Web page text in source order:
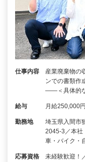
仕事内容
産業廃棄物の
ンでの書類作
――＜具体的
給与 月給250,000
勤務地
埼玉県入間市
2045-3／本社
車・バイク・
応募資格
未経験歓迎！